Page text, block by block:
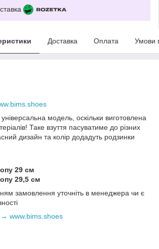
Доставка Оплата Умови
модель, оскільки виготовлена
Таке взуття пасуватиме до різних
дизайн та колір додадуть родзинки
29 см
29,5 см
замовлення уточніть в менеджера чи є
→ www.bims.shoes